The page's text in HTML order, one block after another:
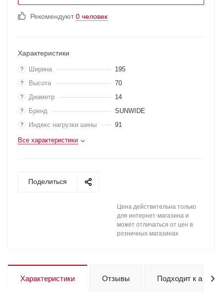
Рекомендуют0 человек
Характеристики
? Ширина 195
? Высота 70
? Диаметр 14
? Бренд SUNWIDE
? Индекс нагрузки шины 91
Все характеристики
Поделиться
Цена действительна только
для интернет-магазина и
может отличаться от цен в
розничных магазинах
Характеристики Отзывы Подходит к авто